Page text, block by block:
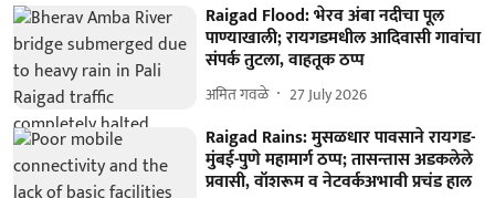
Raigad Flood: भेरव अंबा नदीचा पूल
पाण्याखाली; रायगडमधील आदिवासी गावांचा
संपर्क तुटला, वाहतूक ठप्प
अमित गवळे 27 July 2026
Raigad Rains: मुसळधार पावसाने रायगड-
मुंबई-पुणे महामार्ग ठप्प; तासन्तास अडकलेले
प्रवासी, वॉशरूम व नेटवर्कअभावी प्रचंड हाल